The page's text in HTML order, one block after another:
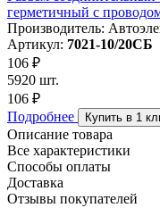
герметичный с
Производитель:
Артикул: 7021-10/20СБ
106 ₽
5920 шт.
106 ₽
Подробнее
Купить в 1
Описание товара
Все характеристики
Способы оплаты
Доставка
Отзывы покупателей